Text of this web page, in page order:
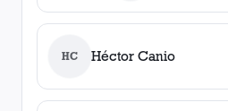
HC Héctor Canio